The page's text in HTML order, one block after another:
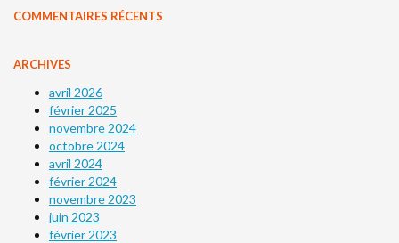
COMMENTAIRES RÉCENTS
ARCHIVES
avril 2026
février 2025
novembre 2024
octobre 2024
avril 2024
février 2024
novembre 2023
juin 2023
février 2023